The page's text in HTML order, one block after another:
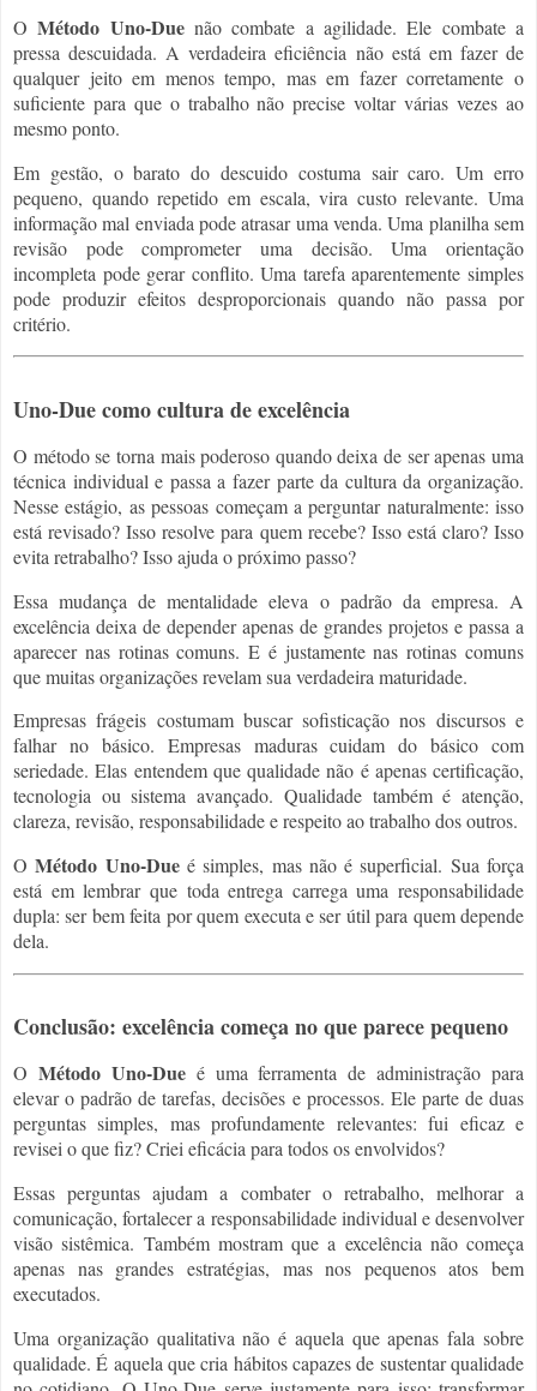
OMétodo Uno-Duenão combate a agilidade. Ele combate a
pressa descuidada. A verdadeira eficiência não está em fazer de
qualquer jeito em menos tempo, mas em fazer corretamente o
suficiente para que o trabalho não precise voltar várias vezes ao
mesmo ponto.
Em gestão, o barato do descuido costuma sair caro. Um erro
pequeno, quando repetido em escala, vira custo relevante. Uma
informação mal enviada pode atrasar uma venda. Uma planilha sem
revisão pode comprometer uma decisão. Uma orientação
incompleta pode gerar conflito. Uma tarefa aparentemente simples
pode produzir efeitos desproporcionais quando não passa por
critério.
Uno-Due como cultura de excelência
O método se torna mais poderoso quando deixa de ser apenas uma
técnica individual e passa a fazer parte da cultura da organização.
Nesse estágio, as pessoas começam a perguntar naturalmente: isso
está revisado? Isso resolve para quem recebe? Isso está claro? Isso
evita retrabalho? Isso ajuda o próximo passo?
Essa mudança de mentalidade eleva o padrão da empresa. A
excelência deixa de depender apenas de grandes projetos e passa a
aparecer nas rotinas comuns. E é justamente nas rotinas comuns
que muitas organizações revelam sua verdadeira maturidade.
Empresas frágeis costumam buscar sofisticação nos discursos e
falhar no básico. Empresas maduras cuidam do básico com
seriedade. Elas entendem que qualidade não é apenas certificação,
tecnologia ou sistema avançado. Qualidade também é atenção,
clareza, revisão, responsabilidade e respeito ao trabalho dos outros.
OMétodo Uno-Dueé simples, mas não é superficial. Sua força
está em lembrar que toda entrega carrega uma responsabilidade
dupla: ser bem feita por quem executa e ser útil para quem depende
dela.
Conclusão: excelência começa no que parece pequeno
O Método Uno-Dueé uma ferramenta de administração para
elevar o padrão de tarefas, decisões e processos. Ele parte de duas
perguntas simples, mas profundamente relevantes: fui eficaz e
revisei o que fiz? Criei eficácia para todos os envolvidos?
Essas perguntas ajudam a combater o retrabalho, melhorar a
comunicação, fortalecer a responsabilidade individual e desenvolver
visão sistêmica. Também mostram que a excelência não começa
apenas nas grandes estratégias, mas nos pequenos atos bem
executados.
Uma organização qualitativa não é aquela que apenas fala sobre
qualidade. É aquela que cria hábitos capazes de sustentar qualidade